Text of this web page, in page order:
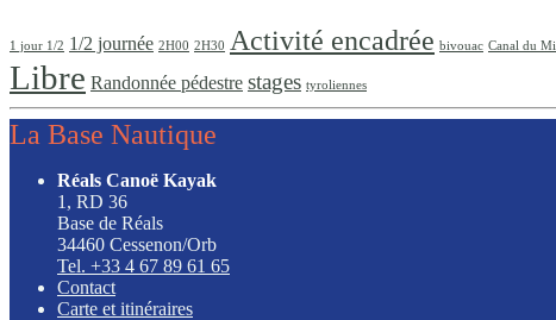
1 jour 1/2 1/2 journée 2H00 2H30 Activité encadrée bivouac Canal du
Libre Randonnée pédestre stages tyroliennes
La Base Nautique
Réals Canoë Kayak
1, RD 36
Base de Réals
34460 Cessenon/Orb
Tel. +33 4 67 89 61 65
Contact
Carte et itinéraires